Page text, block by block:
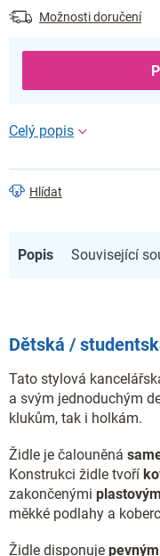
Možnosti doručení
Hlídat
Popis Související
Dětská /
Tato stylová
a svým jednoduchým
klukům, tak i holkám.
Židle je čalouněná
Konstrukci židle tvoří
zakončenými
měkké podlahy a
Židle disponuje